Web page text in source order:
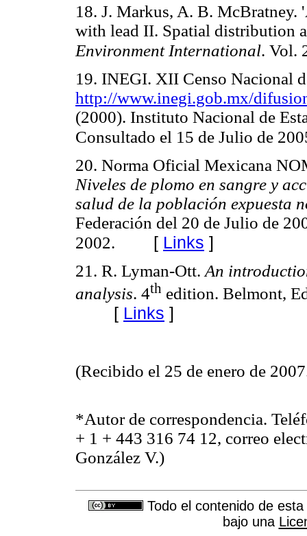
18. J. Markus, A. B.
with lead II. Spatial distribution
Environment International. Vol.
19. INEGI. XII Censo Nacional
http://www.inegi.gob.mx/
(2000). Instituto Nacional de
Consultado el 15 de Julio de
20. Norma Oficial Mexicana
Niveles de plomo en sangre y
salud de la población expuesta
Federación del 20 de Julio de
2002. [ Links ]
21. R. Lyman-Ott. An
analysis. 4th edition. Belmont,
[ Links ]
(Recibido el 25 de enero de
*Autor de correspondencia.
+ 1 + 443 316 74 12, correo
González V.)
Todo el contenido de
bajo una